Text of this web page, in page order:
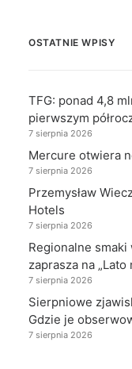
OSTATNIE WPISY
TFG: ponad 4,8
pierwszym
7 sierpnia 2026
Mercure otwiera
7 sierpnia 2026
Przemysław
Hotels
7 sierpnia 2026
Regionalne smaki
zaprasza na „Lato
7 sierpnia 2026
Sierpniowe
Gdzie je
7 sierpnia 2026